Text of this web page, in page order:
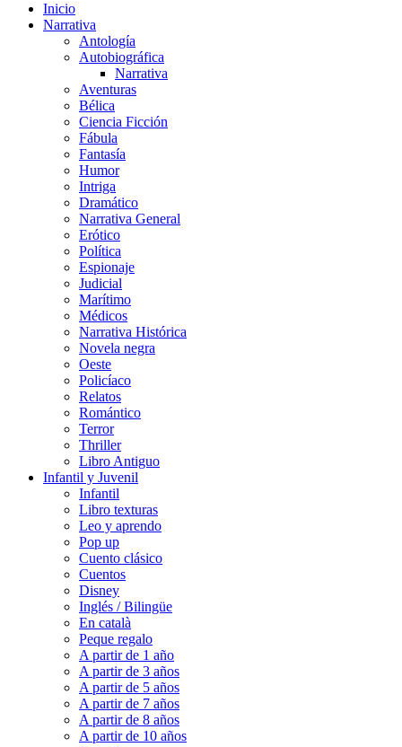
Inicio
Narrativa
Antología
Autobiográfica
Narrativa
Aventuras
Bélica
Ciencia Ficción
Fábula
Fantasía
Humor
Intriga
Dramático
Narrativa General
Erótico
Política
Espionaje
Judicial
Marítimo
Médicos
Narrativa Histórica
Novela negra
Oeste
Policíaco
Relatos
Romántico
Terror
Thriller
Libro Antiguo
Infantil y Juvenil
Infantil
Libro texturas
Leo y aprendo
Pop up
Cuento clásico
Cuentos
Disney
Inglés / Bilingüe
En català
Peque regalo
A partir de 1 año
A partir de 3 años
A partir de 5 años
A partir de 7 años
A partir de 8 años
A partir de 10 años